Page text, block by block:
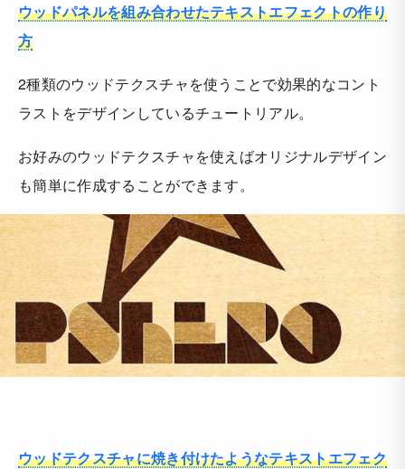
ウッドパネルを組み合わせたテキストエフェクトの作り
方
2種類のウッドテクスチャを使うことで効果的なコント
ラストをデザインしているチュートリアル。
お好みのウッドテクスチャを使えばオリジナルデザイン
も簡単に作成することができます。
ウッドテクスチャに焼き付けたようなテキストエフェク